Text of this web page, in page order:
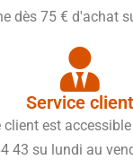
dès 75 € d'achat
Service client
client est
43 su lundi au